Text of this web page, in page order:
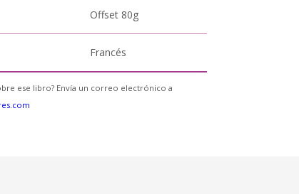
Offset 80g
Francés
ese libro? Envía un correo electrónico a